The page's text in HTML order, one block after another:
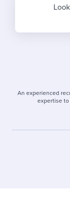
An experienced
expertise